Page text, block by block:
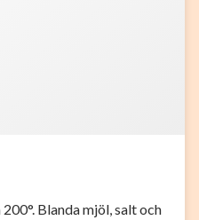
Blanda mjöl, salt och